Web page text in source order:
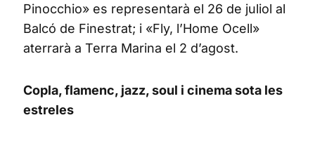
Pinocchio» es representarà el 26 de juliol al
Balcó de Finestrat; i «Fly, l’Home Ocell»
aterrarà a Terra Marina el 2 d’agost.
Copla, flamenc, jazz, soul i cinema sota les
estreles